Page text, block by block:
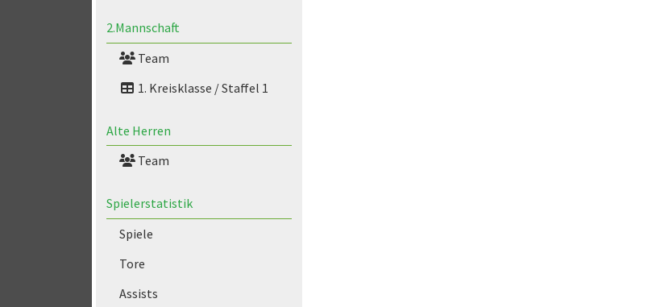
2.Mannschaft
Team
1. Kreisklasse / Staffel 1
Alte Herren
Team
Spielerstatistik
Spiele
Tore
Assists